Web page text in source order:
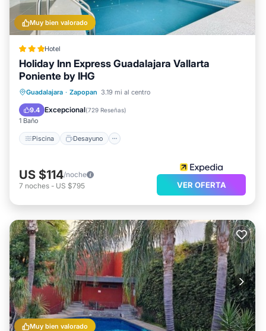
Muy bien valorado
Hotel
Holiday Inn Express Guadalajara Vallarta
Poniente by IHG
Guadalajara · Zapopan 3.19 mi al centro
9.4 Excepcional(729 Reseñas)
1 Baño
Piscina Desayuno
Piscina Desayuno
Aparcamiento
US $114/noche
7 noches - US $795 VER OFERTA
Muy bien valorado